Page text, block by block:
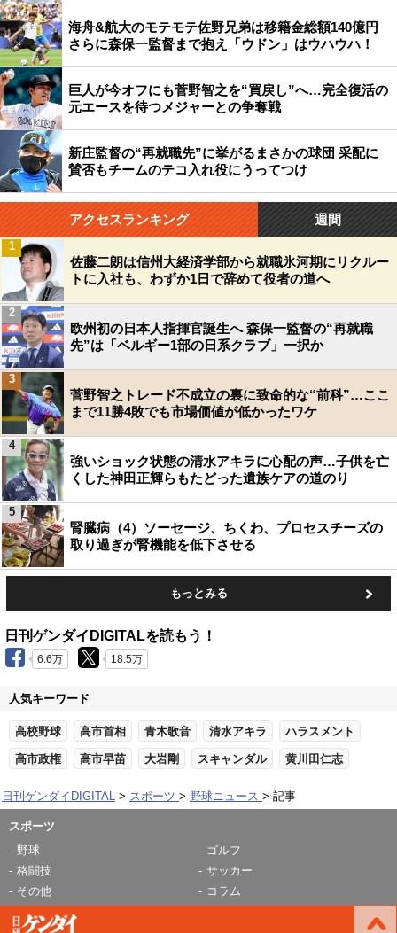
海舟&航大のモテモテ佐野兄弟は移籍金総額140億円
さらに森保一監督まで抱え「ウドン」はウハウハ！
巨人が今オフにも菅野智之を“買戻し”へ…完全復活の
元エースを待つメジャーとの争奪戦
新庄監督の“再就職先”に挙がるまさかの球団 采配に
賛否もチームのテコ入れ役にうってつけ
アクセスランキング 週間
佐藤二朗は信州大経済学部から就職氷河期にリクルー
トに入社も、わずか1日で辞めて役者の道へ
1
欧州初の日本人指揮官誕生へ 森保一監督の“再就職
先”は「ベルギー1部の日系クラブ」一択か
2
菅野智之トレード不成立の裏に致命的な“前科”…ここ
まで11勝4敗でも市場価値が低かったワケ
3
強いショック状態の清水アキラに心配の声…子供を亡
くした神田正輝らもたどった遺族ケアの道のり
4
腎臓病（4）ソーセージ、ちくわ、プロセスチーズの
取り過ぎが腎機能を低下させる
5
もっとみる
日刊ゲンダイDIGITALを読もう！
6.6万 18.5万
人気キーワード
高校野球 高市首相 青木歌音 清水アキラ ハラスメント
高市政権 高市早苗 大岩剛 スキャンダル 黄川田仁志
日刊ゲンダイDIGITAL スポーツ 野球ニュース 記事
スポーツ
野球
ゴルフ
格闘技
サッカー
その他
コラム